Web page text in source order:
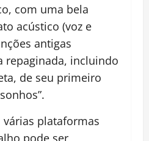
com uma bela
acústico (voz e
antigas
repaginada, incluindo
de seu primeiro
várias plataformas
pode ser